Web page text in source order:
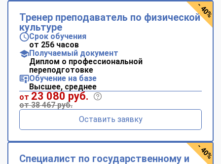
Тренер преподаватель по физической
культуре
Срок обучения
от 256 часов
Получаемый документ
Диплом о профессиональной
переподготовке
Обучение на базе
Высшее, среднее
от 23 080 руб.
от 38 467 руб.
Оставить заявку
- 40%
Специалист по государственному и - 40%